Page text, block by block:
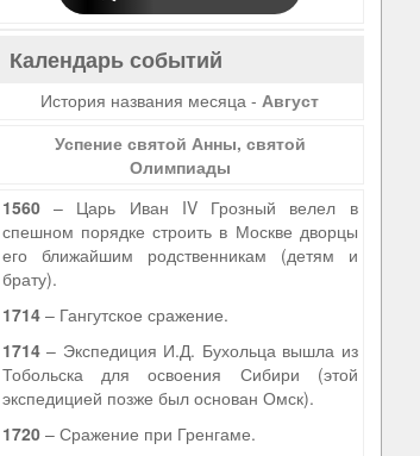
Календарь событий
История названия месяца -Август
Успение святой Анны, святой
Олимпиады
1560– Царь Иван IV Грозный велел в
спешном порядке строить в Москве дворцы
его ближайшим родственникам (детям и
брату).
1714– Гангутское сражение.
1714– Экспедиция И.Д. Бухольца вышла из
Тобольска для освоения Сибири (этой
экспедицией позже был основан Омск).
1720– Сражение при Гренгаме.